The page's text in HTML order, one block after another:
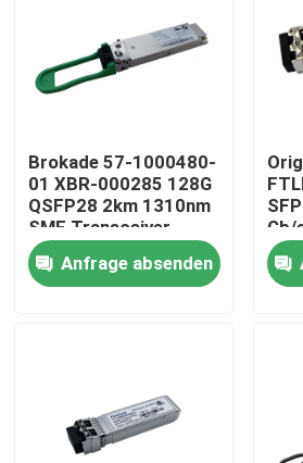
Fabrik-Ausflug
Treten Sie mit uns in
Nachrichten
Modul 100G QSFP28
Brokade 57-1000480-
01 XBR-000285 128G
QSFP28 2km 1310nm
SMF Transceiver
Modul mit LC-
Anschluss
Anfrage absenden
Gb/
SFP+